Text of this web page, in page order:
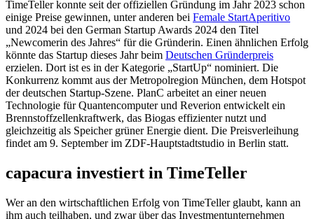
TimeTeller konnte seit der offiziellen Gründung im Jahr 2023 schon
einige Preise gewinnen, unter anderen bei Female StartAperitivo
und 2024 bei den German Startup Awards 2024 den Titel
„Newcomerin des Jahres“ für die Gründerin. Einen ähnlichen Erfolg
könnte das Startup dieses Jahr beim Deutschen Gründerpreis
erzielen. Dort ist es in der Kategorie „StartUp“ nominiert. Die
Konkurrenz kommt aus der Metropolregion München, dem Hotspot
der deutschen Startup-Szene. PlanC arbeitet an einer neuen
Technologie für Quantencomputer und Reverion entwickelt ein
Brennstoffzellenkraftwerk, das Biogas effizienter nutzt und
gleichzeitig als Speicher grüner Energie dient. Die Preisverleihung
findet am 9. September im ZDF-Hauptstadtstudio in Berlin statt.
capacura investiert in TimeTeller
Wer an den wirtschaftlichen Erfolg von TimeTeller glaubt, kann an
ihm auch teilhaben, und zwar über das Investmentunternehmen